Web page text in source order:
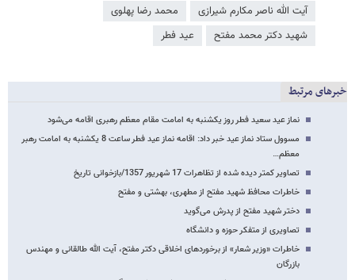
آیت الله ناصر مکارم شیرازی
محمد رضا پهلوی
شهید دکتر محمد مفتح
عید فطر
خبرهای مرتبط
نماز عید سعید فطر روز یکشنبه به امامت مقام معظم رهبری اقامه می‌شود
مسوول ستاد نماز عید خبر داد: اقامه نماز عید فطر ساعت 8 یکشنبه به امامت رهبر
معظم…
تصاویر کمتر دیده شده از تظاهرات 17 شهریور 1357/بازخوانی تاریخ
خاطرات محافظ شهید مفتح از مطهری، بهشتی و مفتح
دختر شهید مفتح از پدرش می‌گوید
تصاویری از متفکر حوزه و دانشگاه
خاطرات «وزیر شعار» از برخوردهای اخلاقی دکتر مفتح، آیت الله طالقانی و مهندس
بازرگان